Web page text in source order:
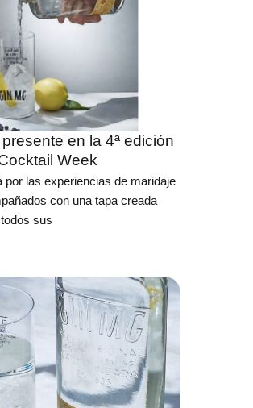
en la 4ª edición
Week
por las experiencias de maridaje
con una tapa creada
sus